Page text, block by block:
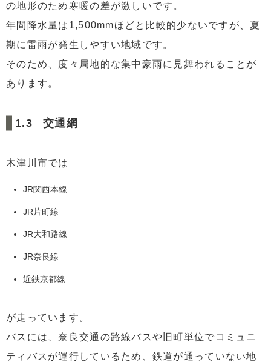
の地形のため寒暖の差が激しいです。
年間降水量は1,500mmほどと比較的少ないですが、夏
期に雷雨が発生しやすい地域です。
そのため、度々局地的な集中豪雨に見舞われることが
あります。
交通網
木津川市では
JR関西本線
JR片町線
JR大和路線
JR奈良線
近鉄京都線
が走っています。
バスには、奈良交通の路線バスや旧町単位でコミュニ
ティバスが運行しているため、鉄道が通っていない地